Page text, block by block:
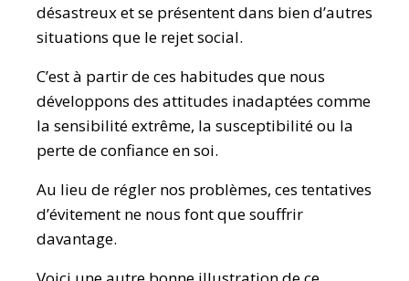
désastreux et se présentent dans bien d’autres
situations que le rejet social.
C’est à partir de ces habitudes que nous
développons des attitudes inadaptées comme
la sensibilité extrême, la susceptibilité ou la
perte de confiance en soi.
Au lieu de régler nos problèmes, ces tentatives
d’évitement ne nous font que souffrir
davantage.